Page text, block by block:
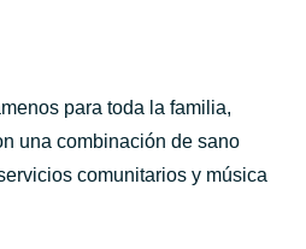
para toda la familia,
una combinación de sano
comunitarios y música